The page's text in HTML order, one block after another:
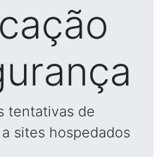
tentativas de
sites hospedados